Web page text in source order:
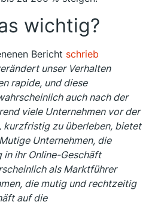
wichtig?
Bericht schrieb
unser Verhalten
rapide, und diese
auch nach der
viele Unternehmen vor der
kurzfristig zu überleben, bietet
Unternehmen, die
ihr Online-Geschäft
als Marktführer
die mutig und rechtzeitig
auf die